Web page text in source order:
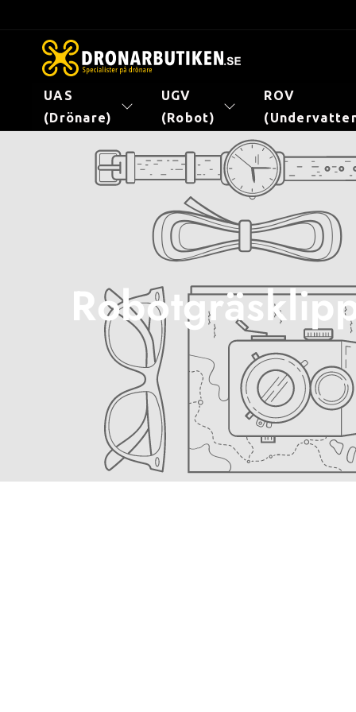
innehåll
UAS
(Drönare)
UGV
(Robot)
ROV